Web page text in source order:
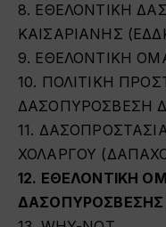
8. ΕΘΕΛΟΝΤΙΚΗ
ΚΑΙΣΑΡΙΑΝΗΣ
9. ΕΘΕΛΟΝΤΙΚΗ
10. ΠΟΛΙΤΙΚΗ
ΔΑΣΟΠΥΡΟΣΒΕΣΗ
11.
ΧΟΛΑΡΓΟΥ
12. ΕΘΕΛΟΝΤΙΚΗ
ΔΑΣΟΠΥΡΟΣΒΕΣΗΣ